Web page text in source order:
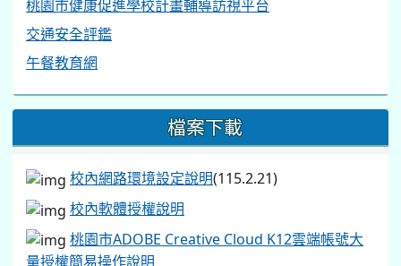
桃園市健康促進學校計畫輔導訪視平台
交通安全評鑑
午餐教育網
檔案下載
校內網路環境設定說明(115.2.21)
校內軟體授權說明
桃園市ADOBE Creative Cloud K12雲端帳號大
量授權簡易操作說明